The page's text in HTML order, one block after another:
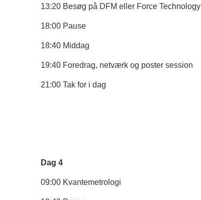
13:20 Besøg på DFM eller Force Technology
18:00 Pause
18:40 Middag
19:40 Foredrag, netværk og poster session
21:00 Tak for i dag
Dag 4
09:00 Kvantemetrologi